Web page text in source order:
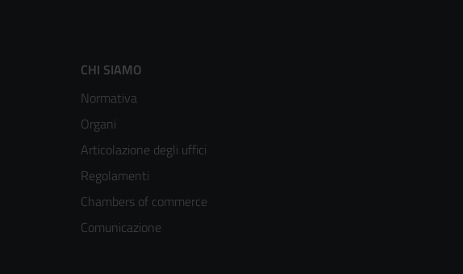
Footer
menù
colonna
3
CHI SIAMO
Normativa
Organi
Articolazione degli uffici
Regolamenti
Chambers of commerce
Comunicazione